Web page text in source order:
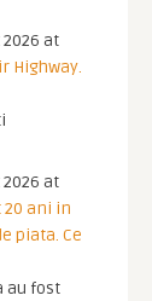
at
Highway.
at
20 ani in
piata. Ce
au fost